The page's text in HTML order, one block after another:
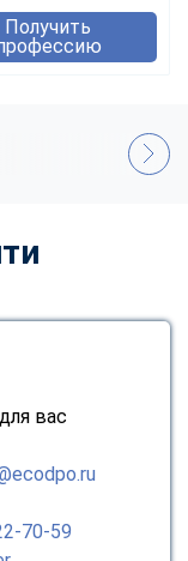
Получить
вас
70-59